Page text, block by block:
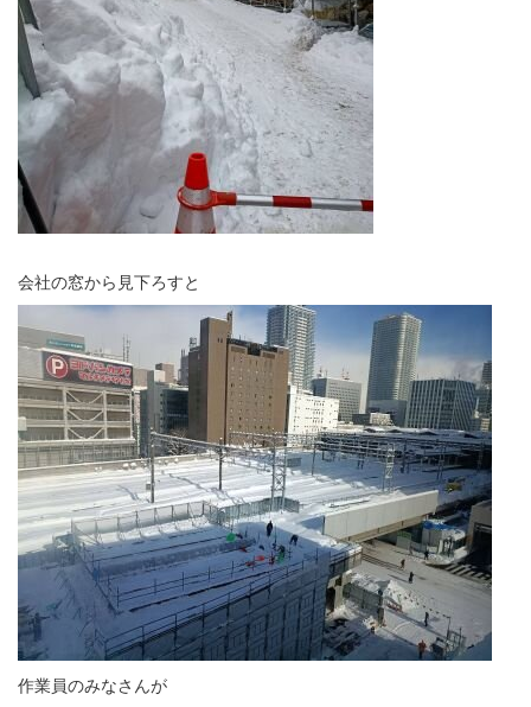
会社の窓から見下ろすと
作業員のみなさんが